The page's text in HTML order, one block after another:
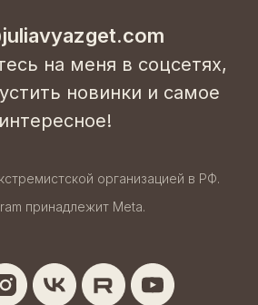
на меня в соцсетях,
новинки и самое
интересное!
организацией в РФ.
принадлежит Meta.